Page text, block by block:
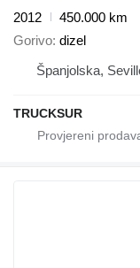
2012
450.000 km
Gorivo dizel
Španjolska,
TRUCKSUR